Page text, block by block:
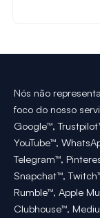
Nós não
foco do nosso
Google™,
YouTube™,
Telegram™,
Snapchat™,
Rumble™, Apple
Clubhouse™,